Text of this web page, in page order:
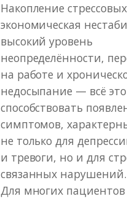
Накопление
экономическая
высокий уровень
неопределённости,
на работе и
недосыпание — всё
способствовать
симптомов,
не только для
и тревоги, но и для
связанных нарушений.
Для многих пациентов